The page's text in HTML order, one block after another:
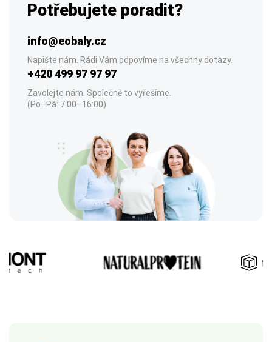
Potřebujete poradit?
info@eobaly.cz
Napište nám. Rádi Vám odpovíme na všechny dotazy.
+420 499 97 97 97
Zavolejte nám. Společně to vyřešíme.
(Po–Pá: 7:00–16:00)